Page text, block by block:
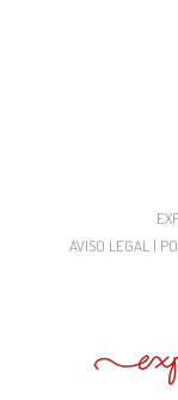
AVISO LEGAL |